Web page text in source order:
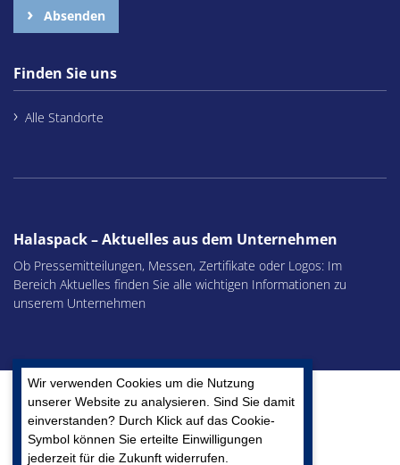
Wir verwenden Cookies um die Nutzung
unserer Website zu analysieren. Sind Sie damit
einverstanden? Durch Klick auf das Cookie-
Symbol können Sie erteilte Einwilligungen
jederzeit für die Zukunft widerrufen.
Absenden
Finden Sie uns
Alle Standorte
Halaspack – Aktuelles aus dem Unternehmen
Ob Pressemitteilungen, Messen, Zertifikate oder Logos: Im
Bereich Aktuelles finden Sie alle wichtigen Informationen zu
unserem Unternehmen
Ein Unternehmen der Kunert Gruppe